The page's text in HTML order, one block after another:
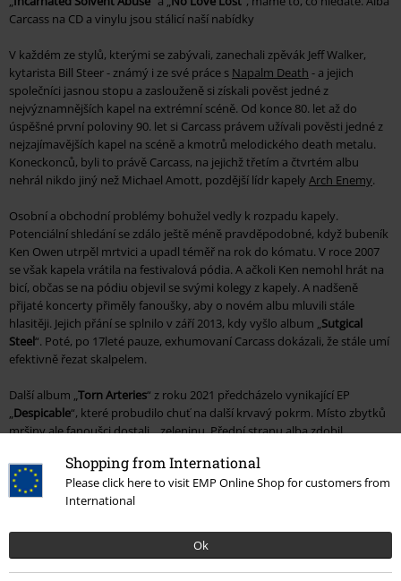
Shopping from International
Please click here to visit EMP Online Shop for customers from
International
Ok
Carcass na CD a vinylu jsou stálicí naší nabídky
V každém ze stylů, kterými se zabývali, zanechali zpěvák Jeff Walker,
kytarista Bill Steer - známý i ze své práce s Napalm Death - a jejich
společníci jasnou stopu a zaslouženě si získali pověst jedné z
nejvýznamnějších kapel na extrémní scéně. Od konce 80. let až do
úspěšné první poloviny 90. let si Carcass právem užívali pověsti jedné z
nejzajímavějších kapel na scéně a kmotrů melodického death metalu.
Koneckonců, byli to právě Carcass, na jejichž třetím a čtvrtém albu
nehrál nikdo jiný než Michael Amott, pozdější lídr kapely Arch Enemy.
Osobní a obchodní problémy bohužel vedly k rozpadu kapely.
Potenciální shledání se zdálo ještě méně pravděpodobné, když bubeník
Ken Owen utrpěl mrtvici a upadl téměř na rok do kómatu. V roce 2007
se však kapela vrátila na festivalová pódia. A ačkoli Ken nemohl hrát na
bicí, občas se na pódiu objevil se svými kolegy z kapely. A nadšeně
přijaté koncerty přiměly fanoušky, aby o novém albu mluvili stále
hlasitěji. Jejich přání se splnilo v září 2013, kdy vyšlo album „Sutgical
Steel“. Poté, po 17leté pauze, exhumovaní Carcass dokázali, že stále umí
efektivně řezat skalpelem.
Další album „Torn Arteries“ z roku 2021 předcházelo vynikající EP
„Despicable“, které probudilo chuť na další krvavý pokrm. Místo zbytků
mršiny ale fanoušci dostali... zeleninu. Přední stranu alba zdobil
mimo jiné i svou tvorbou pro Ghost, Paradise Lost a Darkthrone). To ale
nebyla jediná věc, která zajistila, že se album setkalo s více než vřelým
přijetím. Angličané opět předvedli sadu skladeb, které úspěšně odkazují
Alba Carcass na CD a vinylu